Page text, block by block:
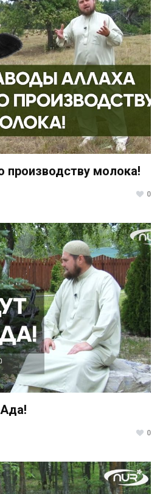
производству молока!
0
0